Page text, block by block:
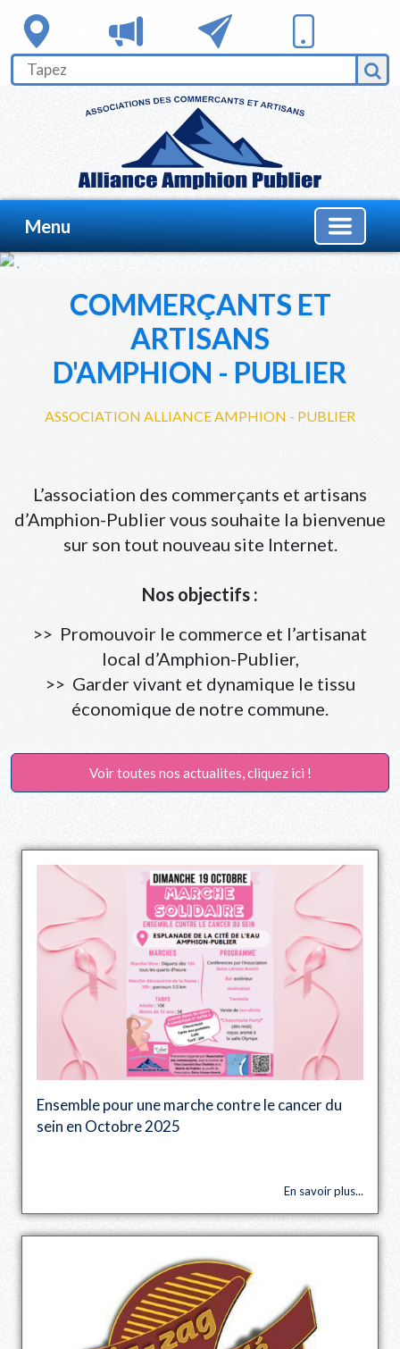
Menu
COMMERÇANTS ET
ARTISANS
D'AMPHION - PUBLIER
ASSOCIATION ALLIANCE AMPHION - PUBLIER
L’association des commerçants et artisans
d’Amphion-Publier vous souhaite la bienvenue
sur son tout nouveau site Internet.
Nos objectifs :
>> Promouvoir le commerce et l’artisanat
local d’Amphion-Publier,
>> Garder vivant et dynamique le tissu
économique de notre commune.
Voir toutes nos actualites, cliquez ici !
Ensemble pour une marche contre le cancer du
sein en Octobre 2025
En savoir plus...